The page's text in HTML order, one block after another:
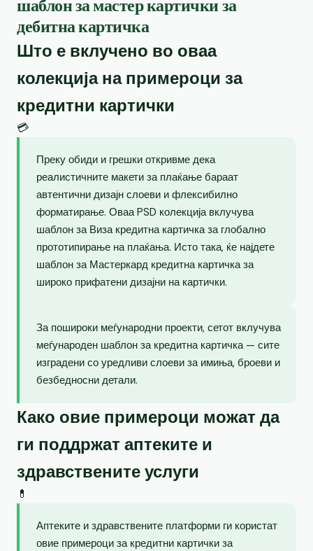
шаблон за мастер картички за
дебитна картичка
Што е вклучено во оваа
колекција на примероци за
кредитни картички
💳
Преку обиди и грешки откривме дека
реалистичните макети за плаќање бараат
автентични дизајн слоеви и флексибилно
форматирање. Оваа PSD колекција вклучува
шаблон за Виза кредитна картичка за глобално
прототипирање на плаќања. Исто така, ќе најдете
шаблон за Мастеркард кредитна картичка за
широко прифатени дизајни на картички.
За пошироки меѓународни проекти, сетот вклучува
меѓународен шаблон за кредитна картичка — сите
изградени со уредливи слоеви за имиња, броеви и
безбедносни детали.
Како овие примероци можат да
ги поддржат аптеките и
здравствените услуги
💊
Аптеките и здравствените платформи ги користат
овие примероци за кредитни картички за